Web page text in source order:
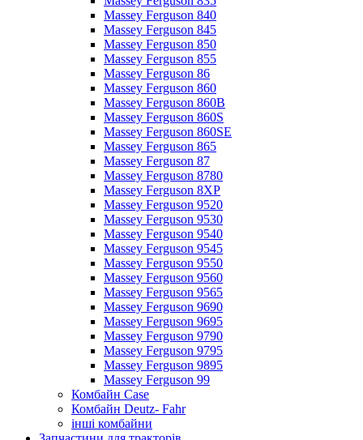
Massey Ferguson 840
Massey Ferguson 845
Massey Ferguson 850
Massey Ferguson 855
Massey Ferguson 86
Massey Ferguson 860
Massey Ferguson 860B
Massey Ferguson 860S
Massey Ferguson 860SE
Massey Ferguson 865
Massey Ferguson 87
Massey Ferguson 8780
Massey Ferguson 8XP
Massey Ferguson 9520
Massey Ferguson 9530
Massey Ferguson 9540
Massey Ferguson 9545
Massey Ferguson 9550
Massey Ferguson 9560
Massey Ferguson 9565
Massey Ferguson 9690
Massey Ferguson 9695
Massey Ferguson 9790
Massey Ferguson 9795
Massey Ferguson 9895
Massey Ferguson 99
Комбайн Case
Комбайн Deutz- Fahr
інші комбайни